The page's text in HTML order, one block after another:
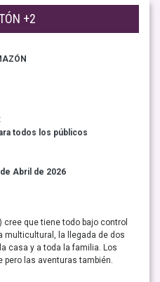
+2
todos los públicos
Abril de 2026
cree que tiene todo bajo control
multicultural, la llegada de dos
casa y a toda la familia. Los
pero las aventuras también.